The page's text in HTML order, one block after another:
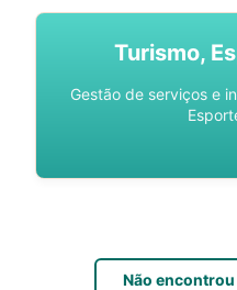
Turismo,
Gestão de serviços e
Não